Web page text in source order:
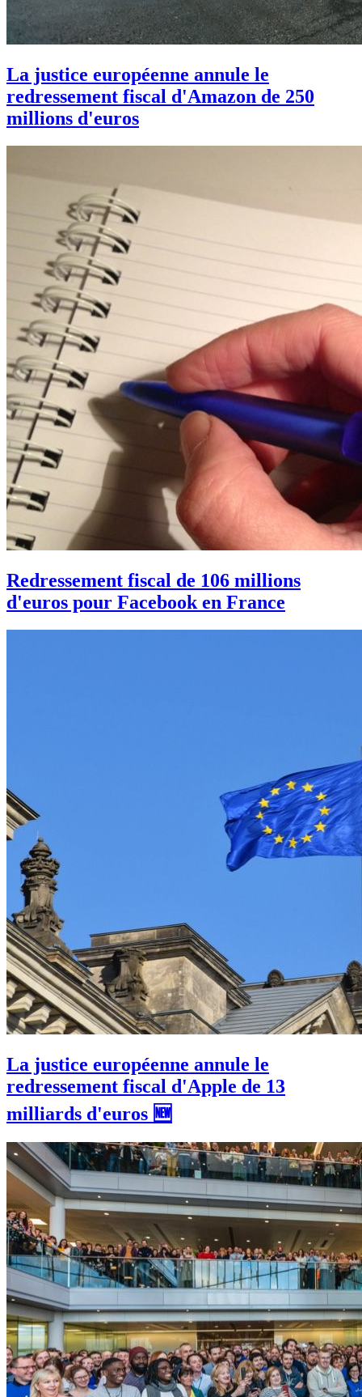
La justice européenne annule le
redressement fiscal d'Amazon de 250
millions d'euros
Redressement fiscal de 106 millions
d'euros pour Facebook en France
La justice européenne annule le
redressement fiscal d'Apple de 13
milliards d'euros 🆕